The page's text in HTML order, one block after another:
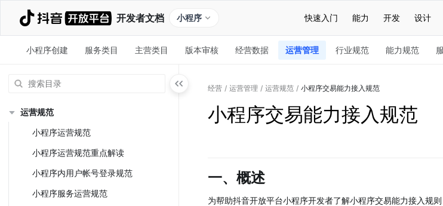
开发者文档 小程序 快速入门 能力 开发 设计
小程序创建 服务类目 主营类目 版本审核 经营数据 运营管理 行业规范 能力规范
运营规范
小程序运营规范
小程序运营规范重点解读
小程序内用户帐号登录规范
小程序服务运营规范
经营 / 运营管理 / 运营规范 / 小程序交易能力接入规范
小程序交易能力接入规范
一、概述
为帮助抖音开放平台小程序开发者了解小程序交易能力接入规